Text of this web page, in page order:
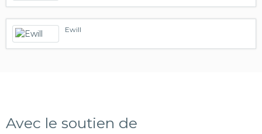
Ewill
Avec le soutien de